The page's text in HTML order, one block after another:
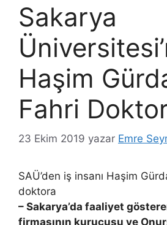
Sakarya
Haşim
Fahri
23 Ekim 2019 yazar Emre
SAÜ’den iş insanı Haşim
doktora
– Sakarya’da faaliyet
firmasının kurucusu ve